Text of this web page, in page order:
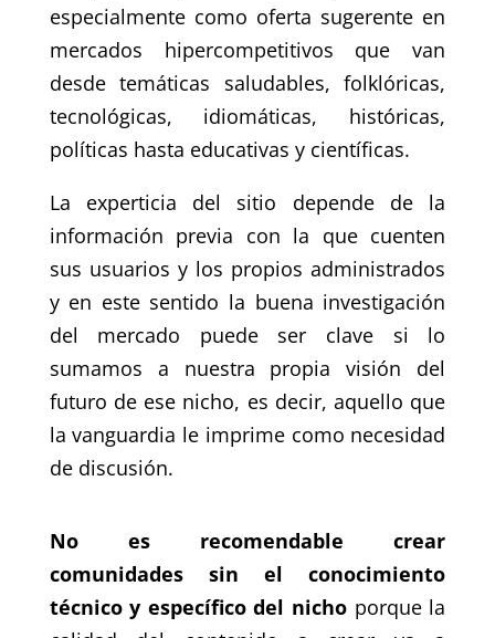
especialmente como oferta sugerente en
mercados hipercompetitivos que van
desde temáticas saludables, folklóricas,
tecnológicas, idiomáticas, históricas,
políticas hasta educativas y científicas.
La experticia del sitio depende de la
información previa con la que cuenten
sus usuarios y los propios administrados
y en este sentido la buena investigación
del mercado puede ser clave si lo
sumamos a nuestra propia visión del
futuro de ese nicho, es decir, aquello que
la vanguardia le imprime como necesidad
de discusión.
No es recomendable crear
comunidades sin el conocimiento
técnico y específico del nicho porque la